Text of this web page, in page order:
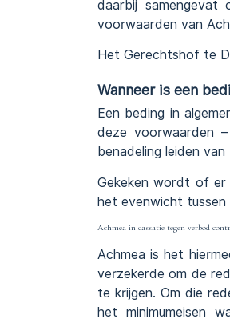
daarbij
voorwaarden van
Het Gerechtshof te
Wanneer is een
Een beding in
deze voorwaarden
benadeling leiden
Gekeken wordt of er
het evenwicht tussen
Achmea in cassatie tegen verbod
Achmea is het
verzekerde om de
te krijgen. Om die
het minimumeisen